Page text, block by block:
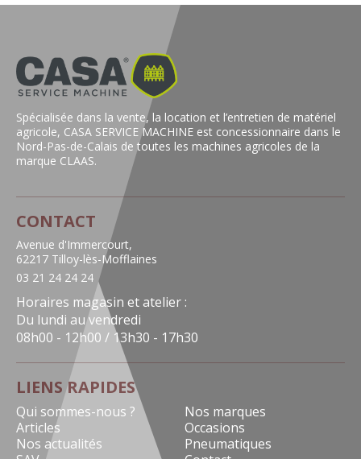
Spécialisée dans la vente, la location et l’entretien de matériel
agricole, CASA SERVICE MACHINE est concessionnaire dans le
Nord-Pas-de-Calais de toutes les machines agricoles de la
marque CLAAS.
CONTACT
Avenue d'Immercourt,
62217 Tilloy-lès-Mofflaines
03 21 24 24 24
Horaires magasin et atelier :
Du lundi au vendredi
08h00 - 12h00 / 13h30 - 17h30
LIENS RAPIDES
Qui sommes-nous ?
Nos marques
Articles
Occasions
Nos actualités
Pneumatiques